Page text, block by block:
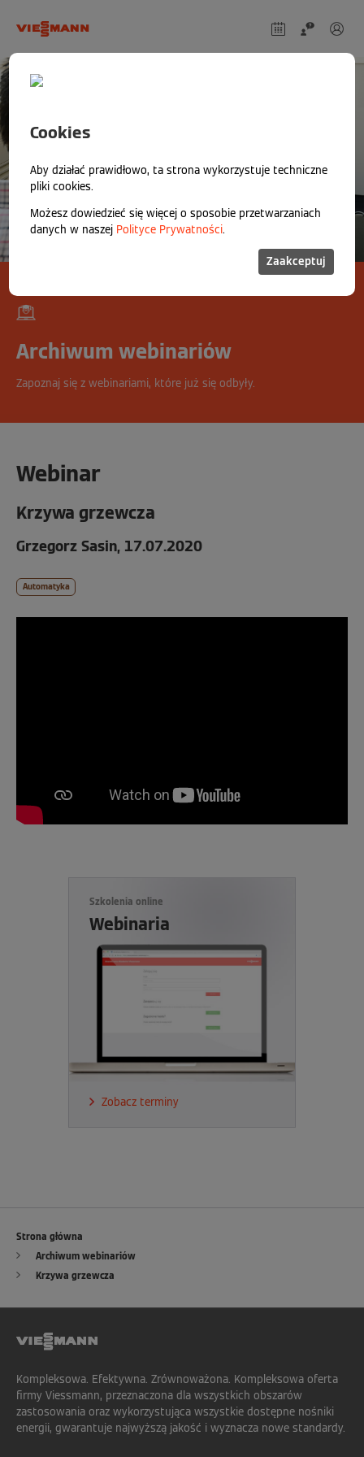
Cookies
Aby działać prawidłowo, ta strona wykorzystuje techniczne
pliki cookies.
Możesz dowiedzieć się więcej o sposobie przetwarzaniach
danych w naszej Polityce Prywatności.
Zaakceptuj
Archiwum webinariów
Zapoznaj się z webinariami, które już się odbyły.
Webinar
Krzywa grzewcza
Grzegorz Sasin, 17.07.2020
Automatyka
Szkolenia online
Webinaria
Zobacz terminy
Strona główna
Archiwum webinariów
Krzywa grzewcza
Kompleksowa. Efektywna. Zrównoważona. Kompleksowa oferta
firmy Viessmann, przeznaczona dla wszystkich obszarów
zastosowania oraz wykorzystująca wszystkie dostępne nośniki
energii, gwarantuje najwyższą jakość i wyznacza nowe standardy.